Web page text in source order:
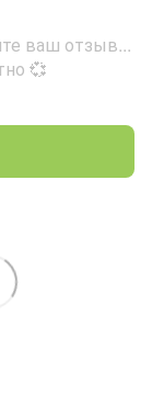
ваш отзыв...
💞